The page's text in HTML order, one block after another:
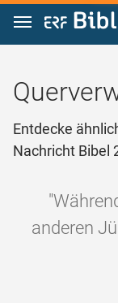
Zum Inhalt springen
Entdecke
Nachricht Bibel
anderen